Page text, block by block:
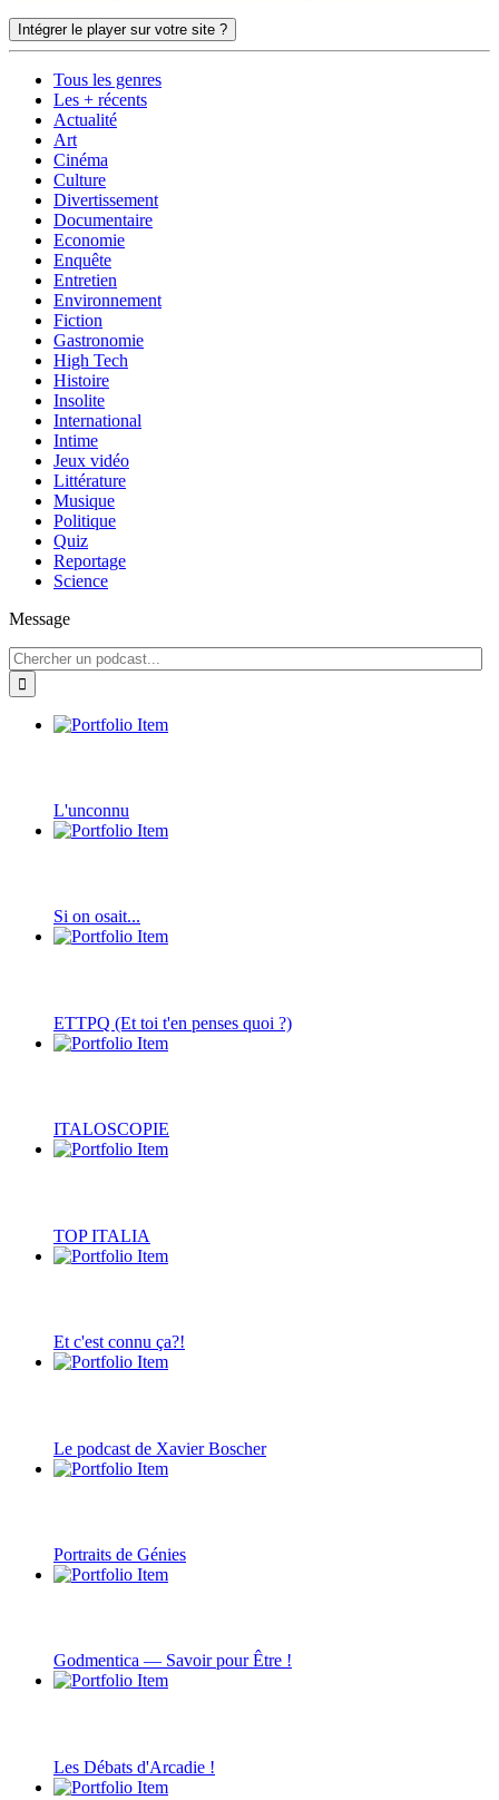
Intégrer le player sur votre site ?
Tous les genres
Les + récents
Actualité
Art
Cinéma
Culture
Divertissement
Documentaire
Economie
Enquête
Entretien
Environnement
Fiction
Gastronomie
High Tech
Histoire
Insolite
International
Intime
Jeux vidéo
Littérature
Musique
Politique
Quiz
Reportage
Science
Message
L'unconnu
Si on osait...
ETTPQ (Et toi t'en penses quoi ?)
ITALOSCOPIE
TOP ITALIA
Et c'est connu ça?!
Le podcast de Xavier Boscher
Portraits de Génies
Godmentica — Savoir pour Être !
Les Débats d'Arcadie !